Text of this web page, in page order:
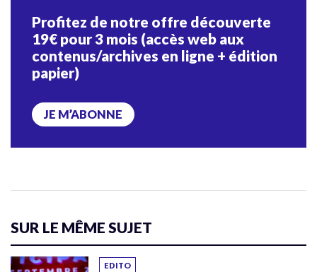
Profitez de notre offre découverte
19€ pour 3 mois (accès web aux
contenus/archives en ligne + édition
papier)
JE M’ABONNE
SUR LE MÊME SUJET
EDITO